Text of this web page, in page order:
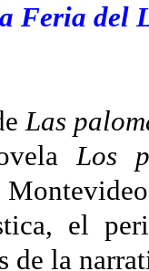
Feria del
Las
Los
el
de la